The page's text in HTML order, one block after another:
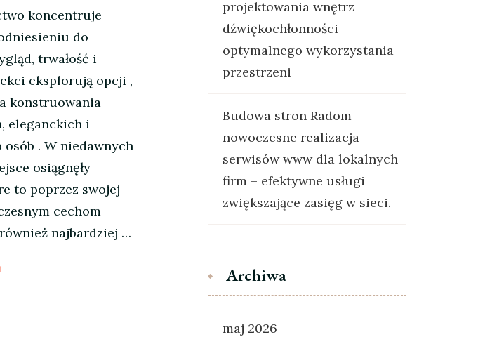
koncentruje
do
trwałość i
eksplorują opcji ,
konstruowania
eleganckich i
. W niedawnych
osiągnęły
to poprzez swojej
cechom
najbardziej …
projektowania wnętrz
dźwiękochłonności
optymalnego wykorzystania
przestrzeni
Budowa stron Radom
nowoczesne realizacja
serwisów www dla lokalnych
firm – efektywne usługi
zwiększające zasięg w sieci.
Archiwa
maj 2026